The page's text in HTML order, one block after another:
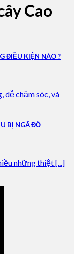
Cao
ĐIỀU KIỆN NÀO ?
dễ chăm sóc, và
BỊ NGÃ ĐỔ
những thiệt [...]